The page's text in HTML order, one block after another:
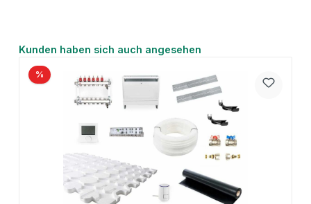
Produktgalerie überspringen
Kunden haben sich auch angesehen
%